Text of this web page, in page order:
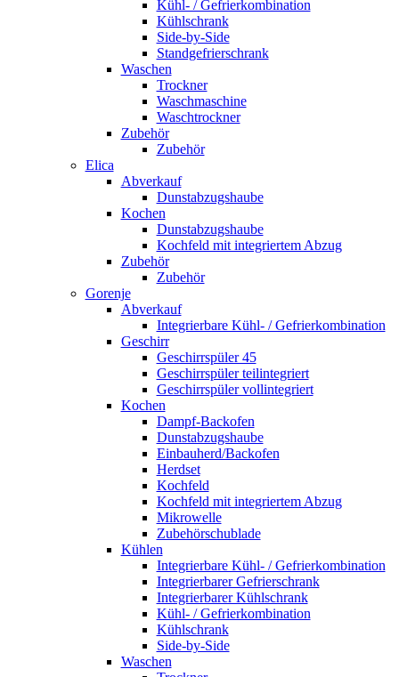
Kühl- / Gefrierkombination
Kühlschrank
Side-by-Side
Standgefrierschrank
Waschen
Trockner
Waschmaschine
Waschtrockner
Zubehör
Zubehör
Elica
Abverkauf
Dunstabzugshaube
Kochen
Dunstabzugshaube
Kochfeld mit integriertem Abzug
Zubehör
Zubehör
Gorenje
Abverkauf
Integrierbare Kühl- / Gefrierkombination
Geschirr
Geschirrspüler 45
Geschirrspüler teilintegriert
Geschirrspüler vollintegriert
Kochen
Dampf-Backofen
Dunstabzugshaube
Einbauherd/Backofen
Herdset
Kochfeld
Kochfeld mit integriertem Abzug
Mikrowelle
Zubehörschublade
Kühlen
Integrierbare Kühl- / Gefrierkombination
Integrierbarer Gefrierschrank
Integrierbarer Kühlschrank
Kühl- / Gefrierkombination
Kühlschrank
Side-by-Side
Waschen